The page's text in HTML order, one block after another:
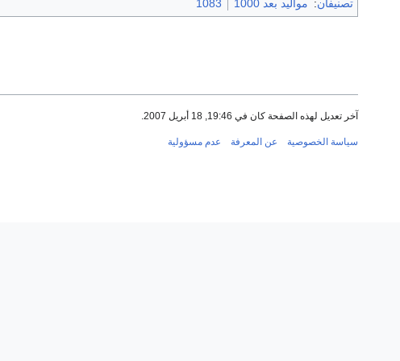
تصنيفان: مواليد بعد 1000 1083
آخر تعديل لهذه الصفحة كان في 19:46, 18 أبريل 2007.
سياسة الخصوصية عن المعرفة عدم مسؤولية